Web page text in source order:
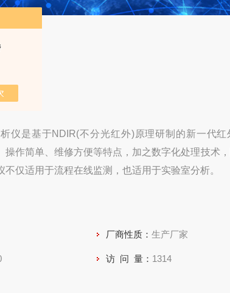
仪是基于NDIR(不分光红外)原理研制的新一代红
操作简单、维修方便等特点，加之数字化处理技术
仅适用于流程在线监测，也适用于实验室分析。
厂商性质：生产厂家
访 问 量： 1314